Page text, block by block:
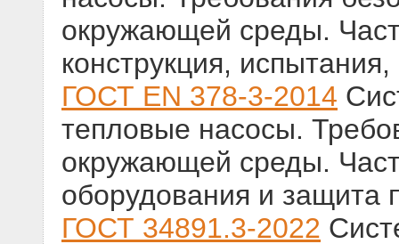
окружающей среды.
конструкция,
ГОСТ EN 378-3-2014
тепловые насосы.
окружающей среды.
оборудования и защита
ГОСТ 34891.3-2022